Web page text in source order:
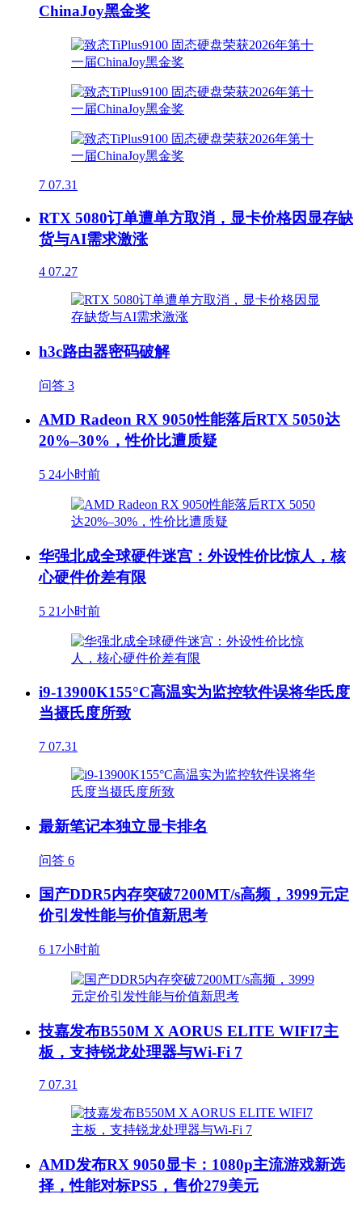
ChinaJoy黑金奖
7 07.31
RTX 5080订单遭单方取消，显卡价格因显存缺
货与AI需求激涨
4 07.27
h3c路由器密码破解
问答 3
AMD Radeon RX 9050性能落后RTX 5050达
20%–30%，性价比遭质疑
5 24小时前
华强北成全球硬件迷宫：外设性价比惊人，核
心硬件价差有限
5 21小时前
i9-13900K155°C高温实为监控软件误将华氏度
当摄氏度所致
7 07.31
最新笔记本独立显卡排名
问答 6
国产DDR5内存突破7200MT/s高频，3999元定
价引发性能与价值新思考
6 17小时前
技嘉发布B550M X AORUS ELITE WIFI7主
板，支持锐龙处理器与Wi-Fi 7
7 07.31
AMD发布RX 9050显卡：1080p主流游戏新选
择，性能对标PS5，售价279美元